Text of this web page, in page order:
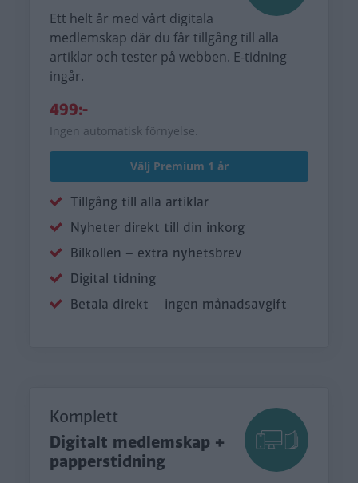
Ett helt år med vårt digitala
medlemskap där du får tillgång till alla
artiklar och tester på webben. E-tidning
ingår.
499:-
Ingen automatisk förnyelse.
Välj Premium 1 år
Tillgång till alla artiklar
Nyheter direkt till din inkorg
Bilkollen – extra nyhetsbrev
Digital tidning
Betala direkt – ingen månadsavgift
Komplett
Digitalt medlemskap +
papperstidning